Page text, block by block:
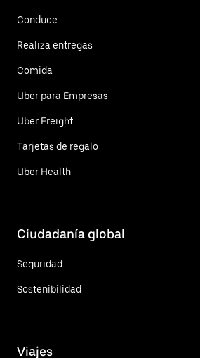
Conduce
Realiza entregas
Comida
Uber para Empresas
Uber Freight
Tarjetas de regalo
Uber Health
Ciudadanía global
Seguridad
Sostenibilidad
Viajes